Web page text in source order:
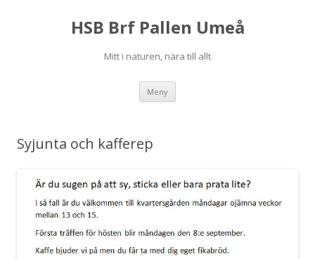
HSB Brf Pallen Umeå
Mitt i naturen, nära till allt
Meny
Syjunta och kafferep